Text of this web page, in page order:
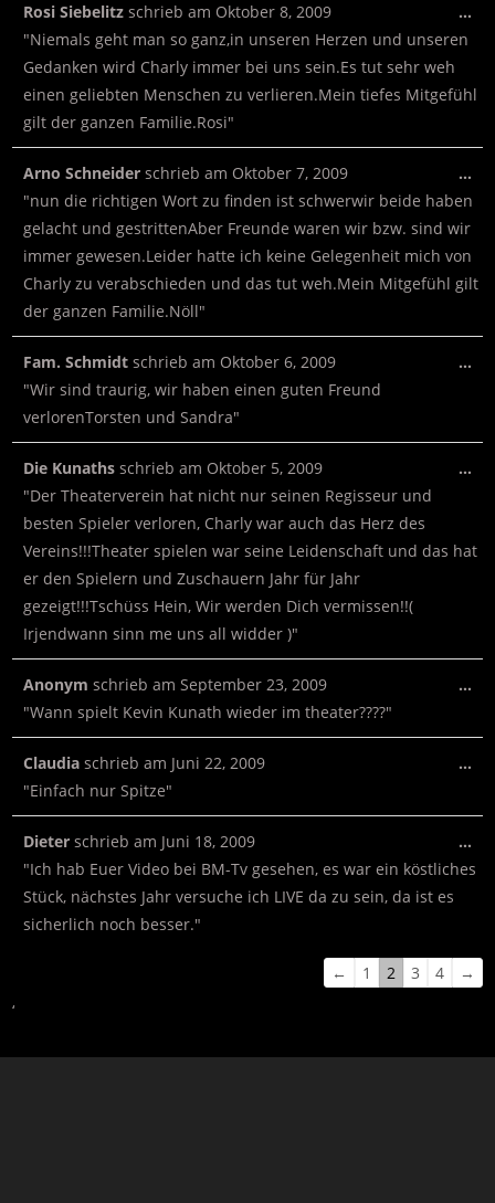
Rosi Siebelitz schrieb am Oktober 8, 2009
"Niemals geht man so ganz,in unseren Herzen und unseren
Gedanken wird Charly immer bei uns sein.Es tut sehr weh
einen geliebten Menschen zu verlieren.Mein tiefes Mitgefühl
gilt der ganzen Familie.Rosi"
…
Arno Schneider schrieb am Oktober 7, 2009
"nun die richtigen Wort zu finden ist schwerwir beide haben
gelacht und gestrittenAber Freunde waren wir bzw. sind wir
immer gewesen.Leider hatte ich keine Gelegenheit mich von
Charly zu verabschieden und das tut weh.Mein Mitgefühl gilt
der ganzen Familie.Nöll"
…
Fam. Schmidt schrieb am Oktober 6, 2009
"Wir sind traurig, wir haben einen guten Freund
verlorenTorsten und Sandra"
…
Die Kunaths schrieb am Oktober 5, 2009
"Der Theaterverein hat nicht nur seinen Regisseur und
besten Spieler verloren, Charly war auch das Herz des
Vereins!!!Theater spielen war seine Leidenschaft und das hat
er den Spielern und Zuschauern Jahr für Jahr
gezeigt!!!Tschüss Hein, Wir werden Dich vermissen!!(
Irjendwann sinn me uns all widder )"
…
Anonym schrieb am September 23, 2009
"Wann spielt Kevin Kunath wieder im theater????"
…
Claudia schrieb am Juni 22, 2009
"Einfach nur Spitze"
…
Dieter schrieb am Juni 18, 2009
"Ich hab Euer Video bei BM-Tv gesehen, es war ein köstliches
Stück, nächstes Jahr versuche ich LIVE da zu sein, da ist es
sicherlich noch besser."
…
← 1 2 3 4
→
‘